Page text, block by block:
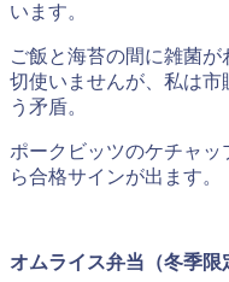
います。
ご飯と海苔の間に雑菌
切使いませんが、私は
う矛盾。
ポークビッツのケチャ
ら合格サインが出ます。
オムライス弁当（冬季限